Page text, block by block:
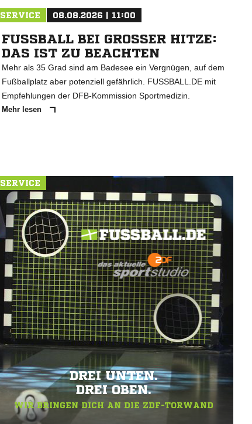
SERVICE 08.08.2026 | 11:00
FUSSBALL BEI GROSSER HITZE: DA
S IST ZU BEACHTEN
Mehr als 35 Grad sind am Badesee ein Vergnügen, auf dem
Fußballplatz aber potenziell gefährlich. FUSSBALL.DE mit
Empfehlungen der DFB-Kommission Sportmedizin.
Mehr lesen
SERVICE
DREI UNTEN.
DREI OBEN.
WIR BRINGEN DICH AN DIE ZDF-TORWAND